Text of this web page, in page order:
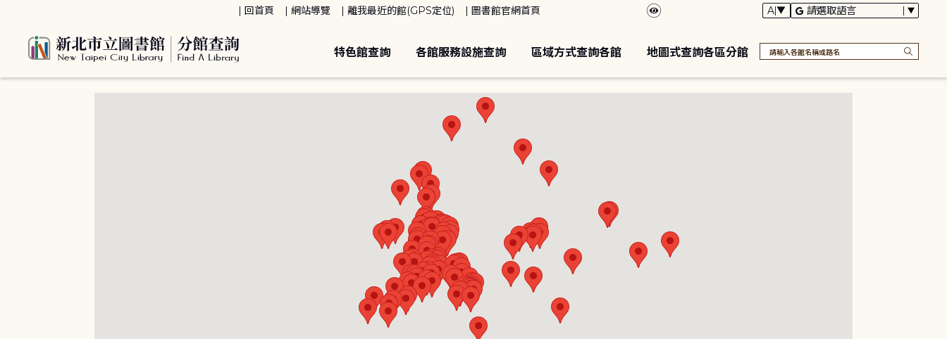
回首頁 網站導覽 離我最近的館(GPS定位) 圖書館官網首頁
特色館查詢 各館服務設施查詢 區域方式查詢各館 地圖式查詢各區分館